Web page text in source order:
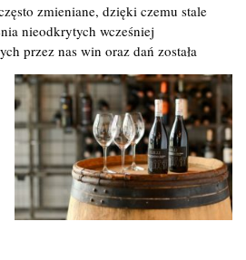
zmieniane, dzięki czemu stale
nieodkrytych wcześniej
przez nas win oraz dań została